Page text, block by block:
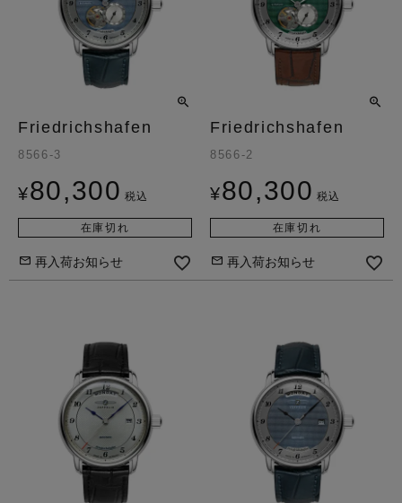
Friedrichshafen
8566-3
¥80,300 税込
在庫切れ
再入荷お知らせ
Friedrichshafen
8566-2
¥80,300 税込
在庫切れ
再入荷お知らせ